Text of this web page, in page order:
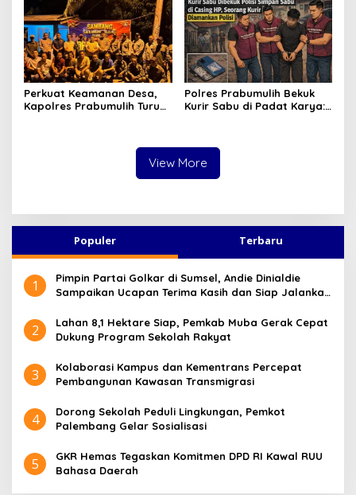
Perkuat Keamanan Desa,
Kapolres Prabumulih Turun
Polres Prabumulih Bekuk
Kurir Sabu di Padat Karya:
View More
Populer Terbaru
1
Pimpin Partai Golkar di Sumsel, Andie Dinialdie
Sampaikan Ucapan Terima Kasih dan Siap Jalankan
2
Lahan 8,1 Hektare Siap, Pemkab Muba Gerak Cepat
Dukung Program Sekolah Rakyat
3
Kolaborasi Kampus dan Kementrans Percepat
Pembangunan Kawasan Transmigrasi
4
Dorong Sekolah Peduli Lingkungan, Pemkot
Palembang Gelar Sosialisasi
5
GKR Hemas Tegaskan Komitmen DPD RI Kawal RUU
Bahasa Daerah